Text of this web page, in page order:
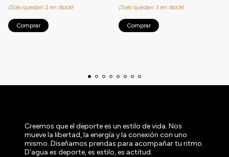
¡Solo quedan 2 en stock!
Comprar
¡Solo quedan 3 en stock!
Comprar
Creemos que el deporte es un estilo de vida. Nos
mueve la libertad, la energía y la conexión con uno
mismo. Diseñamos prendas para acompañar tu ritmo.
D'agua es deporte, es estilo, es actitud.